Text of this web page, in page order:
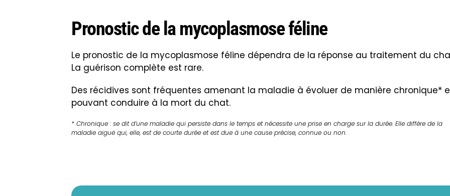
Pronostic de la mycoplasmose féline
Le pronostic de la mycoplasmose féline dépendra de la réponse au traitement du
La guérison complète est rare.
Des récidives sont fréquentes amenant la maladie à évoluer de manière chronique*
pouvant conduire à la mort du chat.
* Chronique : se dit d’une maladie qui persiste dans le temps et nécessite une prise en charge sur la durée. Elle diffère de la
maladie aiguë qui, elle, est de courte durée et est due à une cause précise, connue ou non.